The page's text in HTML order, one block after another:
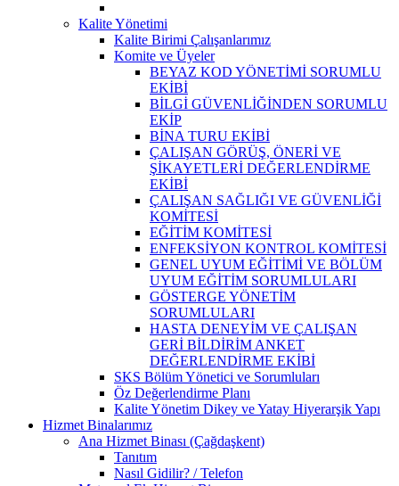
Kalite Yönetimi
Kalite Birimi Çalışanlarımız
Komite ve Üyeler
BEYAZ KOD YÖNETİMİ SORUMLU
EKİBİ
BİLGİ GÜVENLİĞİNDEN SORUMLU
EKİP
BİNA TURU EKİBİ
ÇALIŞAN GÖRÜŞ, ÖNERİ VE
ŞİKAYETLERİ DEĞERLENDİRME
EKİBİ
ÇALIŞAN SAĞLIĞI VE GÜVENLİĞİ
KOMİTESİ
EĞİTİM KOMİTESİ
ENFEKSİYON KONTROL KOMİTESİ
GENEL UYUM EĞİTİMİ VE BÖLÜM
UYUM EĞİTİM SORUMLULARI
GÖSTERGE YÖNETİM
SORUMLULARI
HASTA DENEYİM VE ÇALIŞAN
GERİ BİLDİRİM ANKET
DEĞERLENDİRME EKİBİ
SKS Bölüm Yönetici ve Sorumluları
Öz Değerlendirme Planı
Kalite Yönetim Dikey ve Yatay Hiyerarşik Yapı
Hizmet Binalarımız
Ana Hizmet Binası (Çağdaşkent)
Tanıtım
Nasıl Gidilir? / Telefon